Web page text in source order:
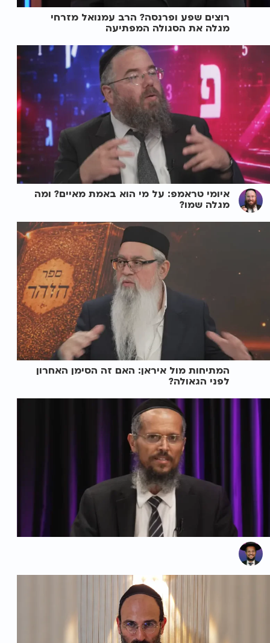
רוצים שפע ופרנסה? הרב עמנואל מזרחי
מגלה את הסגולה המפתיעה
איומי טראמפ: על מי הוא באמת מאיים? ומה
מגלה שמו?
המתיחות מול איראן: האם זה הסימן האחרון
לפני הגאולה?